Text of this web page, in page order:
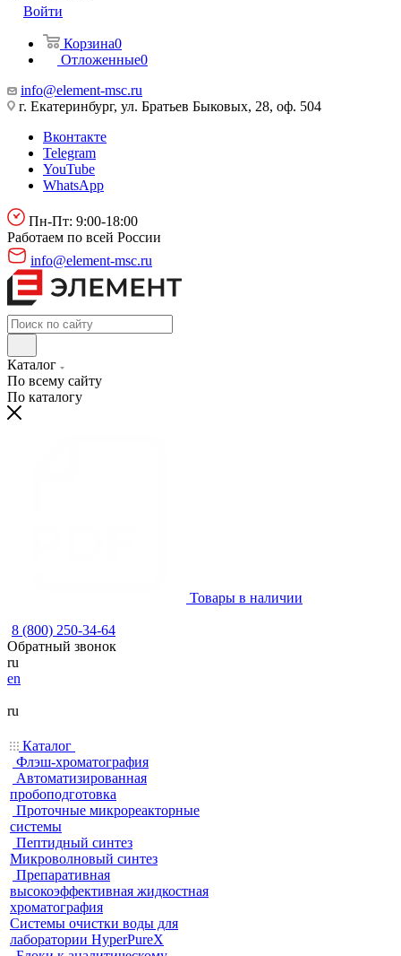
Войти
Корзина0
Отложенные0
info@element-msc.ru
г. Екатеринбург, ул. Братьев Быковых, 28, оф. 504
Вконтакте
Telegram
YouTube
WhatsApp
Пн-Пт: 9:00-18:00
Работаем по всей России
info@element-msc.ru
Каталог
По всему сайту
По каталогу
Товары в наличии
8 (800) 250-34-64
Обратный звонок
ru
en
ru
Каталог
Флэш-хроматография
Автоматизированная
пробоподготовка
Проточные микрореакторные
системы
Пептидный синтез
Микроволновый синтез
Препаративная
высокоэффективная жидкостная
хроматография
Системы очистки воды для
лаборатории HyperPureX